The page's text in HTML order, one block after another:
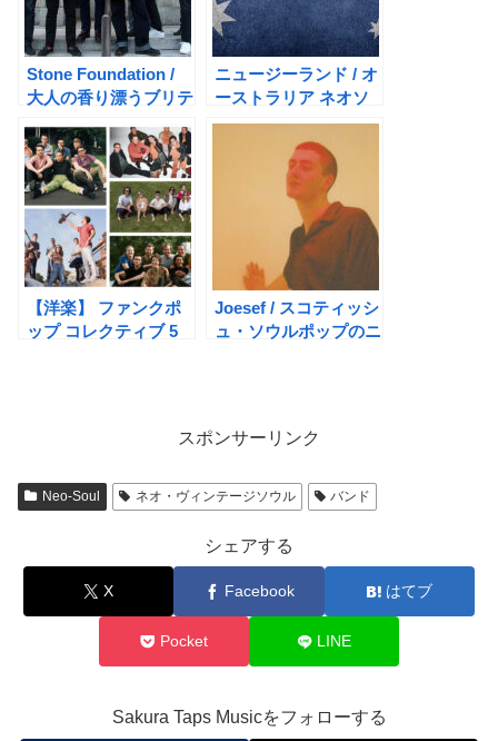
Stone Foundation /
大人の香り漂うブリテ
ウル
ニュージーランド / オ
ーストラリア ネオソ
ウル がアツい！
【洋楽】 ファンクポ
ップ コレクティブ 5
Joesef / スコティッシ
ュ・ソウルポップのニ
スポンサーリンク
Neo-Soul ネオ・ヴィンテージソウル バンド
シェアする
X Facebook はてブ
Pocket LINE
Sakura Taps Musicをフォローする